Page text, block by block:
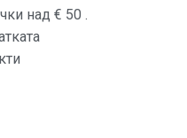
над € 50 .